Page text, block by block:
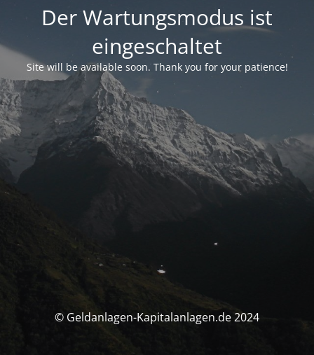
Der Wartungsmodus ist
eingeschaltet
Site will be available soon. Thank you for your patience!
© Geldanlagen-Kapitalanlagen.de 2024